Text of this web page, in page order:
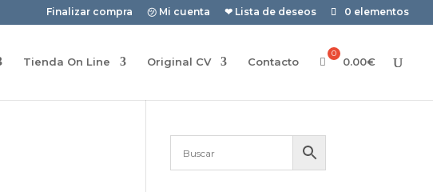
Finalizar compra ㋡ Mi cuenta ❤ Lista de deseos 0 elementos
Tienda On Line Original CV Contacto 0.00€